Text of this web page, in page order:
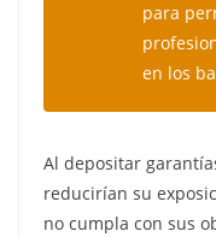
para
en los
Al depositar
reducirían su
no cumpla con sus